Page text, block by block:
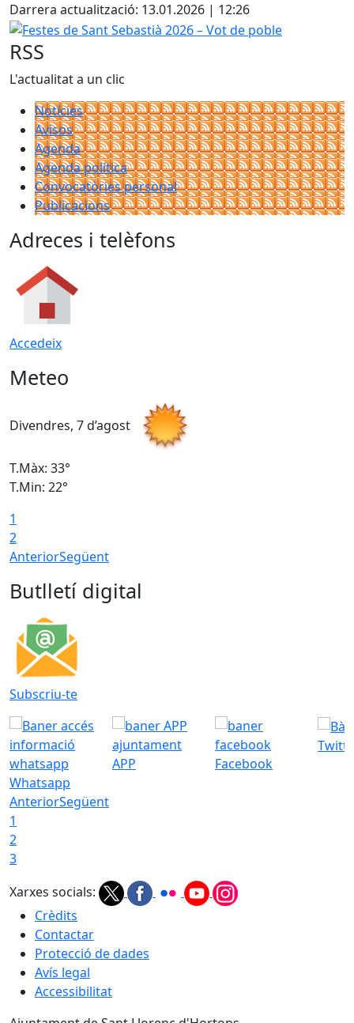
Darrera actualització: 13.01.2026 | 12:26
Festes de Sant Sebastià 2026 – Vot de poble
RSS
L'actualitat a un clic
Notícies
Avisos
Agenda
Agenda política
Convocatòries personal
Publicacions
Adreces i telèfons
Accedeix
Meteo
Divendres, 7 d’agost
T.Màx: 33°
T.Min: 22°
1
2
AnteriorSegüent
Butlletí digital
Subscriu-te
Whatsapp
APP Facebook
AnteriorSegüent
1
2
3
Xarxes socials:
Crèdits
Contactar
Protecció de dades
Avís legal
Accessibilitat